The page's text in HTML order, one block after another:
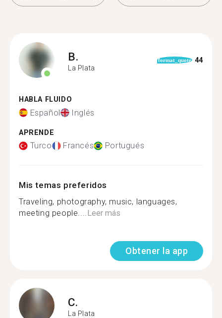
B.
La Plata
format_quote 44
HABLA FLUIDO
Español Inglés
APRENDE
Turco Francés Portugués
Mis temas preferidos
Traveling, photography, music, languages,
meeting people....Leer más
Obtener la app
C.
La Plata